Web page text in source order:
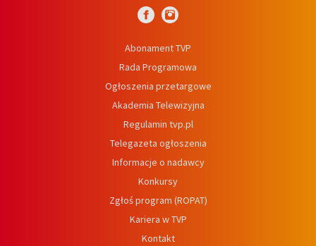
Abonament TVP
Rada Programowa
Ogłoszenia przetargowe
Akademia Telewizyjna
Regulamin tvp.pl
Telegazeta ogłoszenia
Informacje o nadawcy
Konkursy
Zgłoś program (ROPAT)
Kariera w TVP
Kontakt